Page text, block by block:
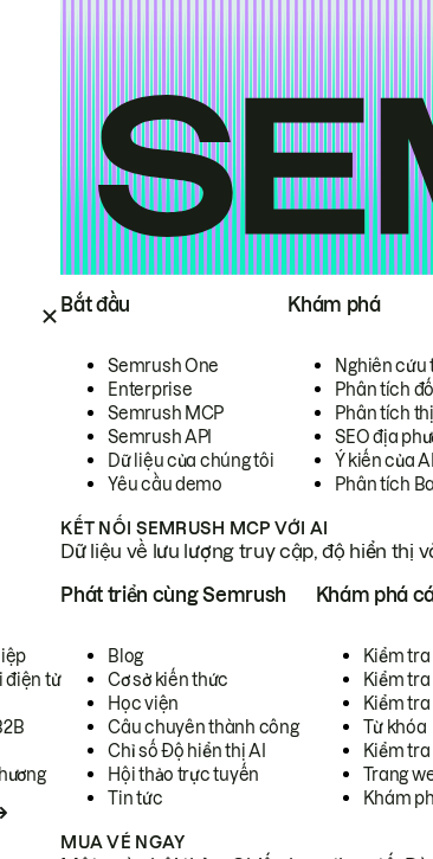
Bắt đầu
Semrush One
Enterprise
Semrush MCP
Semrush API
Dữ liệu của chúng tôi
Yêu cầu demo
Khám phá
Nghiên cứu
Phân tích
Phân tích
SEO địa
Ý kiến của
Phân tích
KẾT NỐI SEMRUSH MCP VỚI AI
Dữ liệu về lưu lượng truy cập, độ hiển thị
điện tử
Phát triển cùng Semrush
Blog
Cơ sở kiến thức
Học viện
Câu chuyên thành công
Chỉ số Độ hiển thị AI
Hội thảo trực tuyến
Tin tức
Khám phá
Kiểm
Kiểm tra
Kiểm
Từ khóa
Kiểm
Trang
Khám
MUA VÉ NGAY